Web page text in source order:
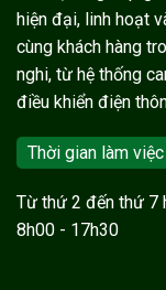
hiện đại, linh hoạt
cùng khách hàng
nghi, từ hệ thống
điều khiển điện
Thời gian làm việc
Từ thứ 2 đến thứ 7
8h00 - 17h30